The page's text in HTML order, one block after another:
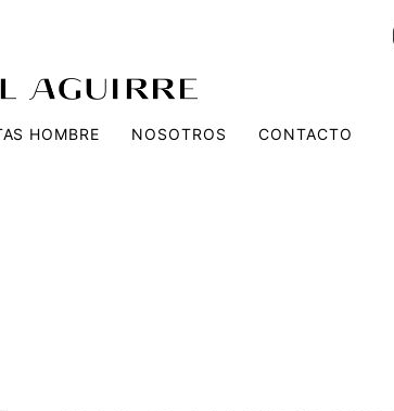
HOMBRE NOSOTROS CONTACTO